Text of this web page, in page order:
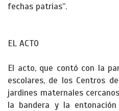
fechas patrias”.
EL ACTO
El acto, que contó con la
escolares, de los Centros
jardines maternales
la bandera y la